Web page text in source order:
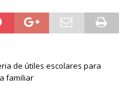
de útiles escolares para
familiar